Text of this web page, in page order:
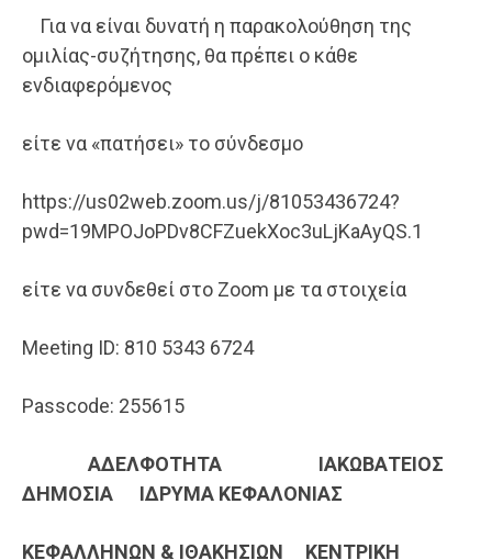
Για να είναι δυνατή η παρακολούθηση της
ομιλίας-συζήτησης, θα πρέπει ο κάθε
ενδιαφερόμενος
είτε να «πατήσει» το σύνδεσμο
https://us02web.zoom.us/j/81053436724?
pwd=19MPOJoPDv8CFZuekXoc3uLjKaAyQS.1
είτε να συνδεθεί στο Zoom με τα στοιχεία
Meeting ID: 810 5343 6724
Passcode: 255615
ΑΔΕΛΦΟΤΗΤΑ
ΙΑΚΩΒΑΤΕΙΟΣ
ΔΗΜΟΣΙΑ
ΙΔΡΥΜΑ ΚΕΦΑΛΟΝΙΑΣ
ΚΕΦΑΛΛΗΝΩΝ & ΙΘΑΚΗΣΙΩΝ
ΚΕΝΤΡΙΚΗ